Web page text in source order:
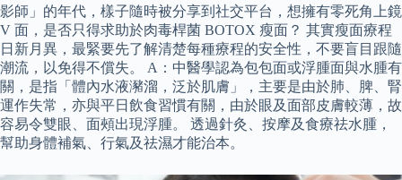
影師」的年代，樣子隨時被分享到社交平台，想擁有零死角上鏡
V 面，是否只得求助於肉毒桿菌 BOTOX 瘦面？ 其實瘦面療程
日新月異，最緊要先了解清楚每種療程的安全性，不要盲目跟隨
潮流，以免得不償失。 A：中醫學認為包包面或浮腫面與水腫有
關，是指「體內水液瀦溜，泛於肌膚」，主要是由於肺、脾、腎
運作失常，亦與平日飲食習慣有關，由於眼及面部皮膚較薄，故
容易令雙眼、面頰出現浮腫。 透過針灸、按摩及食療祛水腫，
幫助身體補氣、行氣及祛濕才能治本。